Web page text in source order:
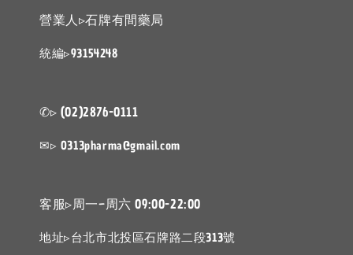
營業人▹石牌有間藥局
統編▹93154248
✆▹ (02)2876-0111
✉▹ 0313pharma@gmail.com
客服▹周一~周六 09:00-22:00
地址▹台北市北投區石牌路二段313號